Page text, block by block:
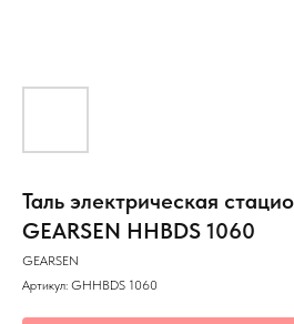
Таль электрическая
GEARSEN HHBDS 1060
GEARSEN
Артикул: GHHBDS 1060